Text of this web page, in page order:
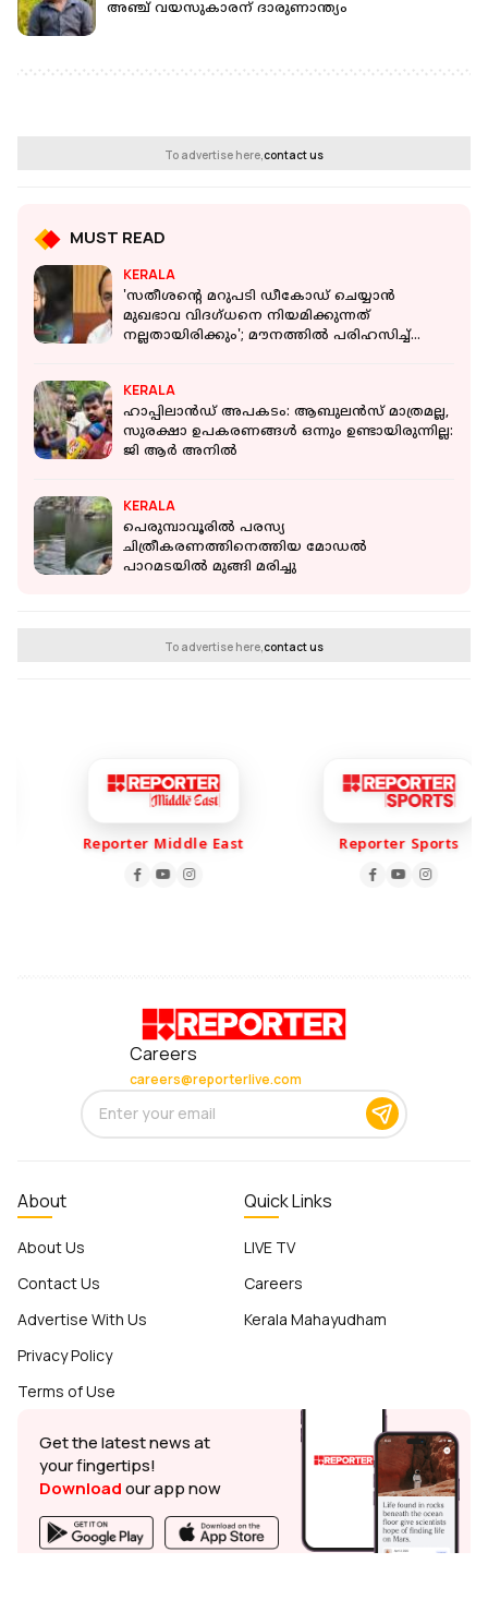
അഞ്ച് വയസുകാരന് ദാരുണാന്ത്യം
To advertise here,contact us
MUST READ
KERALA
'സതീശന്റെ മറുപടി ഡീകോഡ് ചെയ്യാൻ
മുഖഭാവ വിദഗ്ധനെ നിയമിക്കുന്നത്
നല്ലതായിരിക്കും'; മൗനത്തിൽ പരിഹസിച്ച്
KERALA
ഹാപ്പിലാന്‍ഡ് അപകടം: ആബുലന്‍സ് മാത്രമല്ല,
സുരക്ഷാ ഉപകരണങ്ങള്‍ ഒന്നും ഉണ്ടായിരുന്നില്ല:
ജി ആര്‍ അനില്‍
KERALA
പെരുമ്പാവൂരില്‍ പരസ്യ
ചിത്രീകരണത്തിനെത്തിയ മോഡല്‍
പാറമടയിൽ മുങ്ങി മരിച്ചു
To advertise here,contact us
Reporter Middle East Reporter Sports
Careers
careers@reporterlive.com
About
About Us
Contact Us
Advertise With Us
Privacy Policy
Terms of Use
Quick Links
LIVE TV
Careers
Kerala Mahayudham
Get the latest news at
your fingertips!
Downloadour app now